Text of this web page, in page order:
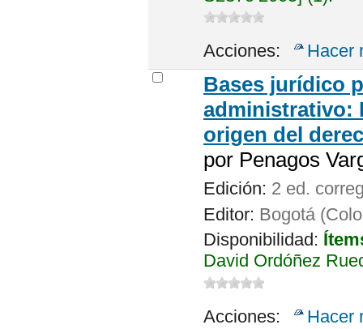
Acciones: Hacer
Bases jurídico
administrativo:
origen del
por Penagos
Edición: 2 ed.
Editor: Bogotá
Disponibilidad:
David Ordóñez
Acciones: Hacer